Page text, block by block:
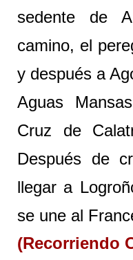
sedente de
camino, el
y después a
Aguas
Cruz de
Después de
llegar a
se une al
(Recorriendo